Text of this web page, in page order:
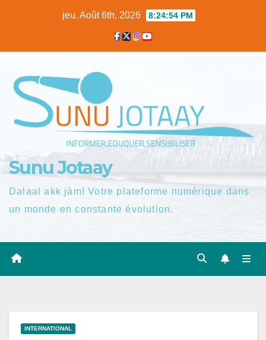
jeu. Août 6th, 2026 8:24:55 PM
Sunu Jotaay
Dalaal akk jàm! Votre plateforme numérique dans
un monde en constante évolution.
INTERNATIONAL